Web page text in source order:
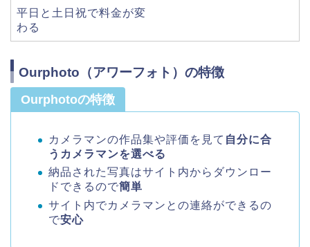
平日と土日祝で料金が変
わる
Ourphoto（アワーフォト）の特徴
Ourphotoの特徴
カメラマンの作品集や評価を見て 自分に合
うカメラマンを選べる
納品された写真はサイト内からダウンロー
ドできるので簡単
サイト内でカメラマンとの連絡ができるの
で安心